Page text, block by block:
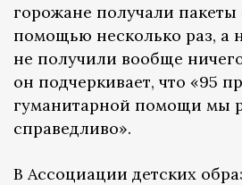
горожане получали
помощью несколько раз, а
не получили вообще
он подчеркивает, что «95
гуманитарной помощи мы
справедливо».
В Ассоциации детских